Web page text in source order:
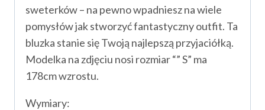
sweterków – na pewno wpadniesz na wiele
pomysłów jak stworzyć fantastyczny outfit. Ta
bluzka stanie się Twoją najlepszą przyjaciółką.
Modelka na zdjęciu nosi rozmiar “” S” ma
178cm wzrostu.
Wymiary: